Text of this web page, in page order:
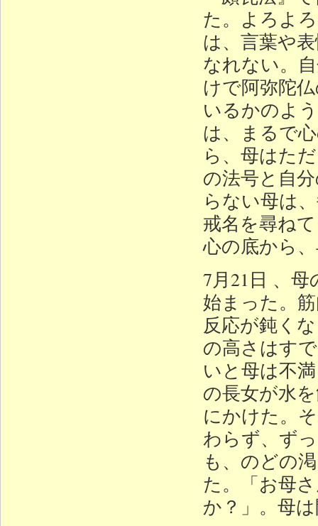
た。よろよ
は、言葉や
なれない。
けで阿弥陀
いるかのよ
は、まるで
ら、母はた
の法号と自
らない母は
戒名を尋ね
心の底から
7月21日 、
始まった。
反応が鈍く
の高さはす
いと母は不
の長女が水
にかけた。
わらず、ず
も、のどの
た。「お母
か？」。母